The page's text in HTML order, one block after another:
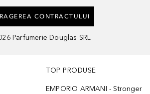
CONTRACTULUI
Parfumerie Douglas SRL
TOP PRODUSE
EMPORIO ARMANI - Stronger